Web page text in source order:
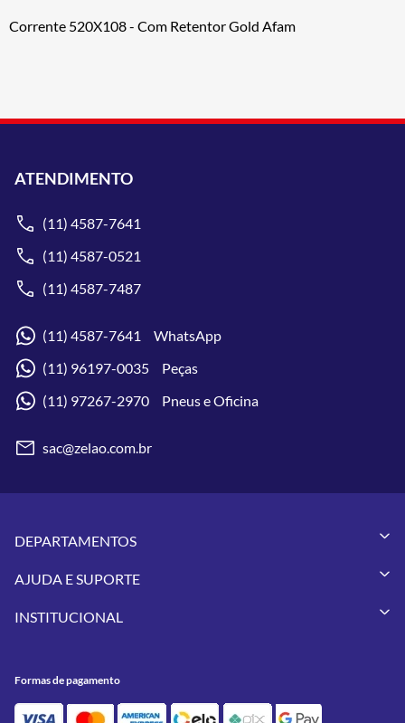
Corrente 520X108 - Com Retentor Gold Afam
ATENDIMENTO
(11) 4587-7641
(11) 4587-0521
(11) 4587-7487
(11) 4587-7641 WhatsApp
(11) 96197-0035 Peças
(11) 97267-2970 Pneus e Oficina
sac@zelao.com.br
DEPARTAMENTOS
Vestuários
Pneus
Utilidades
Feminino
AJUDA E SUPORTE
Meus Pedidos
Política de Privacidade
INSTITUCIONAL
Contato
Formas de pagamento